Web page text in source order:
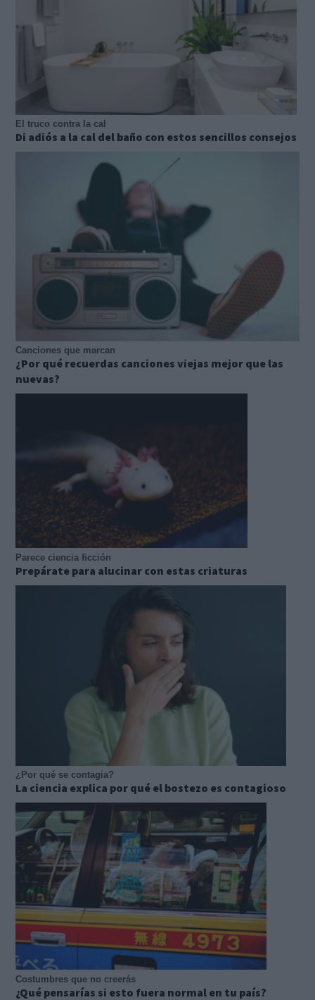
El truco contra la cal
Di adiós a la cal del baño con estos sencillos consejos
Canciones que marcan
¿Por qué recuerdas canciones viejas mejor que las
nuevas?
Parece ciencia ficción
Prepárate para alucinar con estas criaturas
¿Por qué se contagia?
La ciencia explica por qué el bostezo es contagioso
Costumbres que no creerás
¿Qué pensarías si esto fuera normal en tu país?